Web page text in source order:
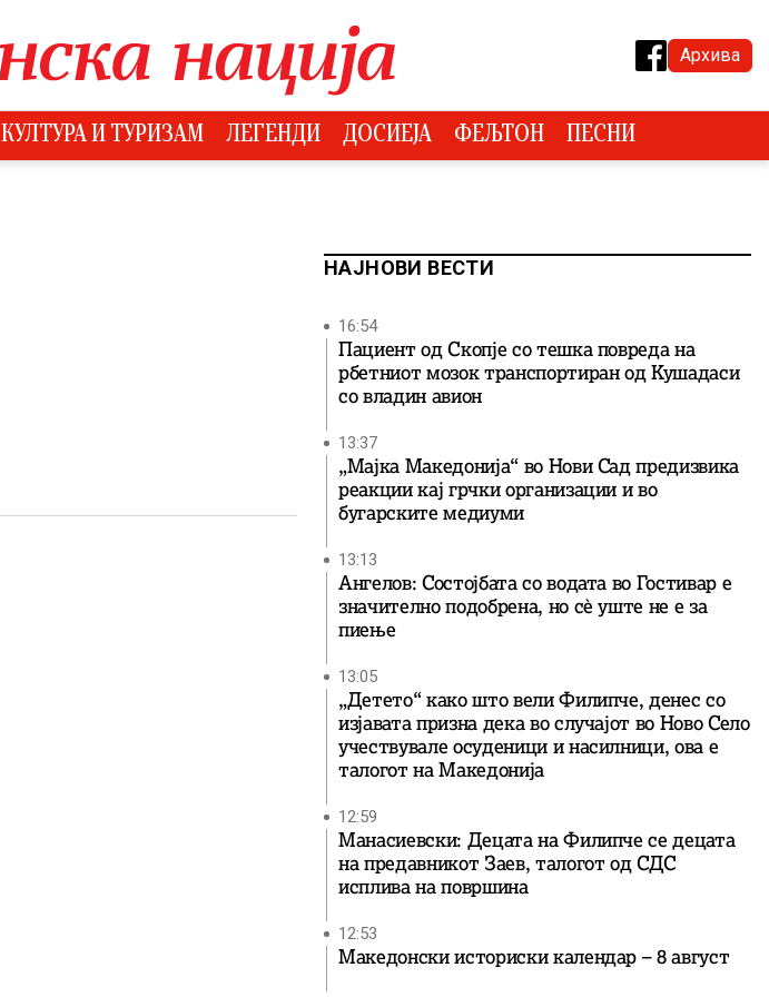
Архива
КУЛТУРА И ТУРИЗАМ ЛЕГЕНДИ ДОСИЕЈА ФЕЉТОН ПЕСНИ
НАЈНОВИ ВЕСТИ
16:54
Пациент од Скопје со тешка повреда на
рбетниот мозок транспортиран од Кушадаси
со владин авион
13:37
„Мајка Македонија“ во Нови Сад предизвика
реакции кај грчки организации и во
бугарските медиуми
13:13
Ангелов: Состојбата со водата во Гостивар е
значително подобрена, но сè уште не е за
пиење
13:05
„Детето“ како што вели Филипче, денес со
изјавата призна дека во случајот во Ново Село
учествувале осуденици и насилници, ова е
талогот на Македонија
12:59
Манасиевски: Децата на Филипче се децата
на предавникот Заев, талогот од СДС
исплива на површина
12:53
Македонски историски календар – 8 август